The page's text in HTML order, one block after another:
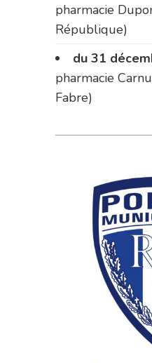
pharmacie
République)
du 31
pharmacie
Fabre)